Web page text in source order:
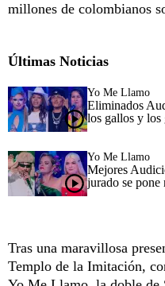
millones de colombianos
Últimas Noticias
Yo Me Llamo
Eliminados
los gallos y los
Yo Me Llamo
Mejores
jurado se pone
Tras una maravillosa
Templo de la Imitación,